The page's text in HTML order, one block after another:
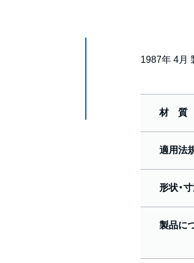
1987年 4月
材 質
適用法
形状・
製品に